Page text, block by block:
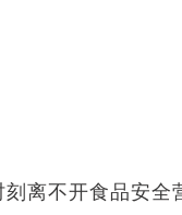
离不开食品安全